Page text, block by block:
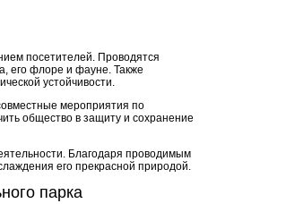
посетителей. Проводятся
его флоре и фауне. Также
устойчивости.
мероприятия по
общество в защиту и сохранение
Благодаря проводимым
его прекрасной природой.
парка